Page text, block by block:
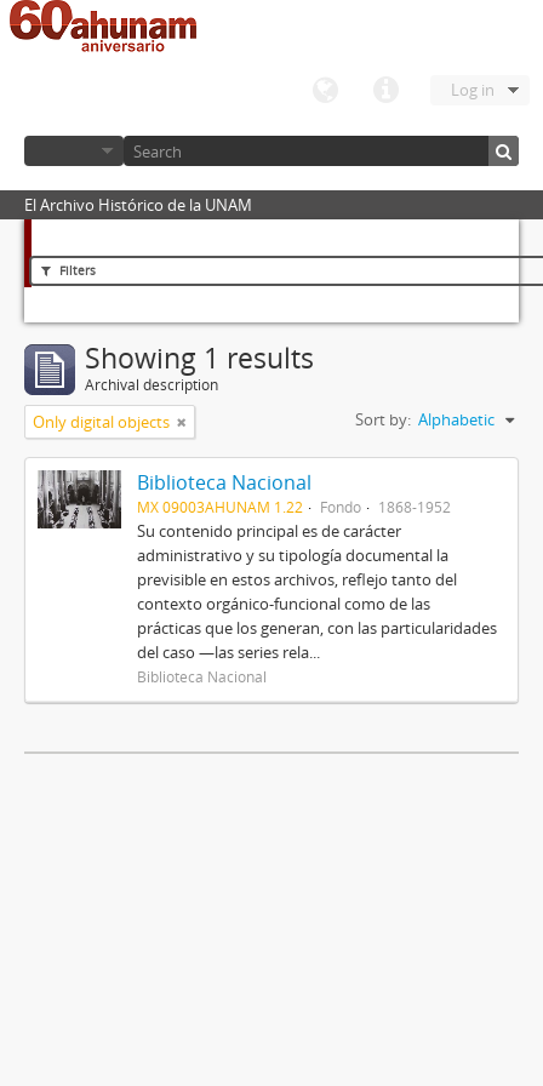
Log in
El Archivo Histórico de la UNAM
Filters
Showing 1 results
Archival description
Only digital objects Sort by: Alphabetic
Biblioteca Nacional
MX 09003AHUNAM 1.22 Fondo 1868-1952
Su contenido principal es de carácter
administrativo y su tipología documental la
previsible en estos archivos, reflejo tanto del
contexto orgánico-funcional como de las
prácticas que los generan, con las particularidades
del caso —las series rela...
Biblioteca Nacional